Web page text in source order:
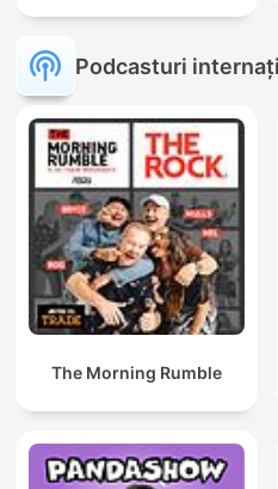
Podcasturi
The Morning Rumble